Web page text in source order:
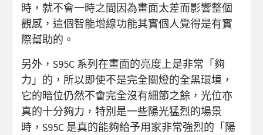
時，就不會一時之間因為畫面太差而影響整個
觀感，這個智能增線功能其實個人覺得是有實
際幫助的。
另外，S95C 系列在畫面的亮度上是非常「夠
力」的，所以即使不是完全關燈的全黑環境，
它的暗位仍然不會完全沒有細節之餘，光位亦
真的十分夠力，特別是一些陽光猛烈的場景
時，S95C 是真的能夠給予用家非常強烈的「陽